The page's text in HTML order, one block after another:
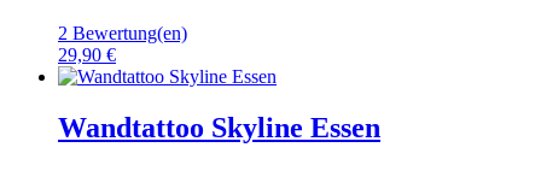
2 Bewertung(en)
29,90 €
Wandtattoo Skyline Essen